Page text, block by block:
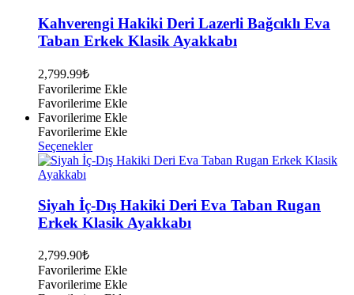
varyasyonu
var.
Seçenekler
seçilebilir
Kahverengi Hakiki Deri Lazerli Bağcıklı Eva
Taban Erkek Klasik Ayakkabı
2,799.99₺
Favorilerime Ekle
Favorilerime Ekle
Favorilerime Ekle
Favorilerime Ekle
SeçeneklerBu
ürünün
varyasyonu
var.
Seçenekler
seçilebilir
Siyah İç-Dış Hakiki Deri Eva Taban Rugan
Erkek Klasik Ayakkabı
2,799.90₺
Favorilerime Ekle
Favorilerime Ekle